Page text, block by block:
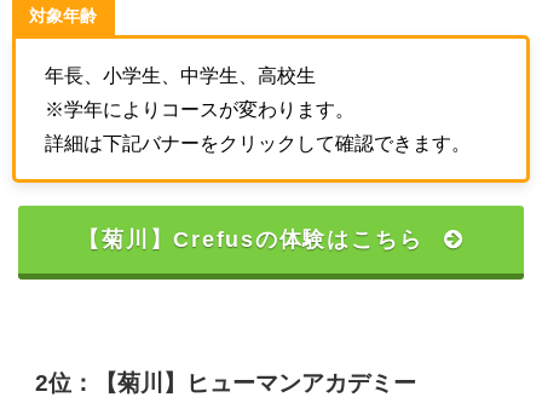
対象年齢
年長、小学生、中学生、高校生
※学年によりコースが変わります。
詳細は下記バナーをクリックして確認できます。
【菊川】Crefusの体験はこちら
2位：【菊川】ヒューマンアカデミー